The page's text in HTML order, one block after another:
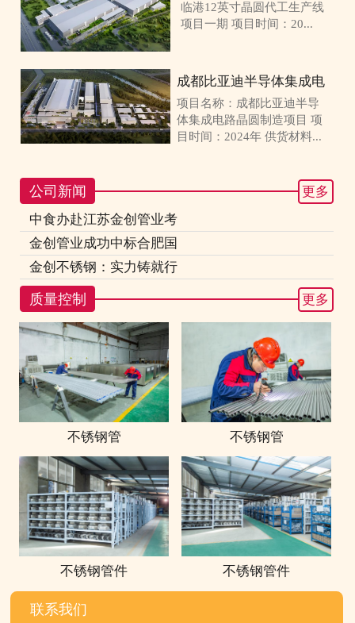
临港12英寸晶圆代工生产线
项目一期 项目时间：20...
成都比亚迪半导体集成电
项目名称：成都比亚迪半导
体集成电路晶圆制造项目 项
目时间：2024年 供货材料...
公司新闻
更多
中食办赴江苏金创管业考
金创管业成功中标合肥国
金创不锈钢：实力铸就行
质量控制 更多
不锈钢管 不锈钢管
不锈钢管件 不锈钢管件
联系我们